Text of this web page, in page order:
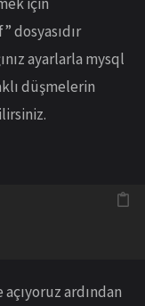
dosyasıdır
ayarlarla mysql
düşmelerin
ardından